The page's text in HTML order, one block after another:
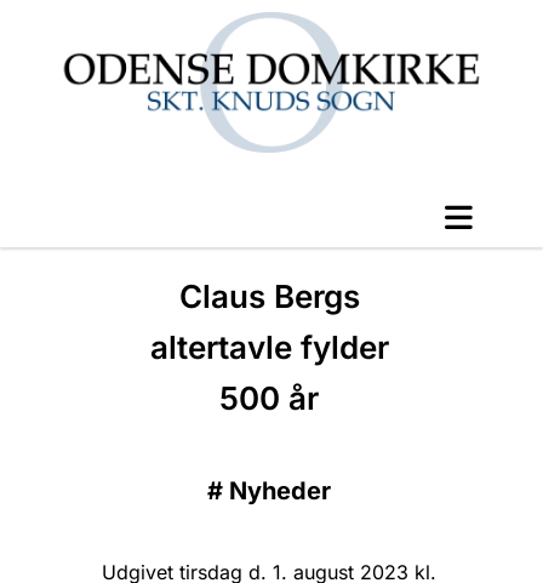
Claus Bergs
altertavle fylder
500 år
# Nyheder
Udgivet tirsdag d. 1. august 2023 kl.